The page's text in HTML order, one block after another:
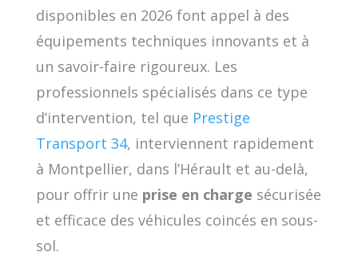
disponibles en 2026 font appel à des
équipements techniques innovants et à
un savoir-faire rigoureux. Les
professionnels spécialisés dans ce type
d’intervention, tel que Prestige
Transport 34, interviennent rapidement
à Montpellier, dans l’Hérault et au-delà,
pour offrir une prise en charge sécurisée
et efficace des véhicules coincés en sous-
sol.